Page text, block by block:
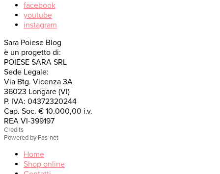
facebook
youtube
instagram
Sara Poiese Blog
è un progetto di:
POIESE SARA SRL
Sede Legale:
Via Btg. Vicenza 3A
36023 Longare (VI)
P. IVA: 04372320244
Cap. Soc. € 10.000,00 i.v.
REA VI-399197
Credits
Powered by Fas-net
Home
Shop online